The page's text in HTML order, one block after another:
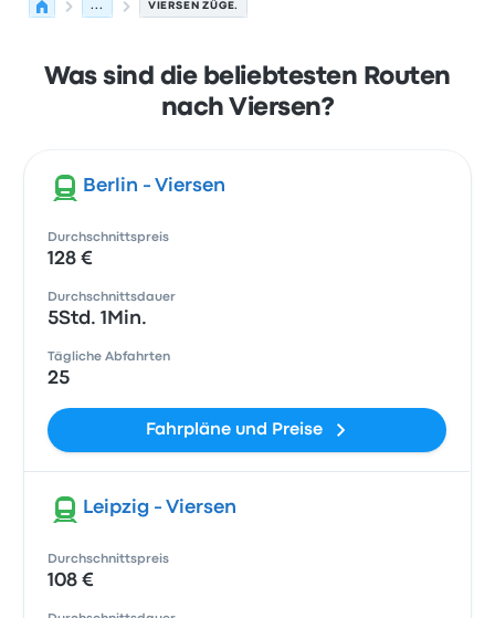
... VIERSEN ZÜGE.
Was sind die beliebtesten Routen
nach Viersen?
Berlin - Viersen
Durchschnittspreis
128 €
Durchschnittsdauer
5Std. 1Min.
Tägliche Abfahrten
25
Fahrpläne und Preise
Leipzig - Viersen
Durchschnittspreis
108 €